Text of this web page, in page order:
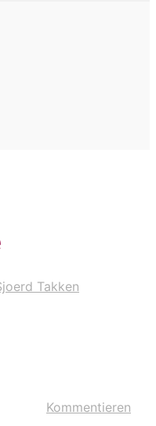
Takken
Kommentieren